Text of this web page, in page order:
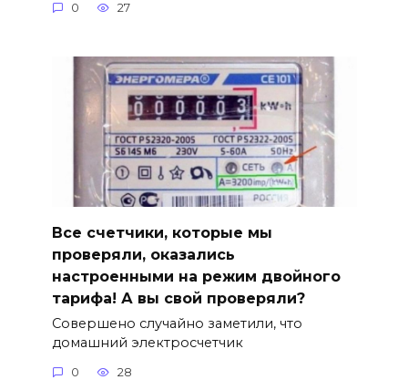
0 27
Все счетчики, которые мы
проверяли, оказались
настроенными на режим двойного
тарифа! А вы свой проверяли?
Совершено случайно заметили, что
домашний электросчетчик
0 28